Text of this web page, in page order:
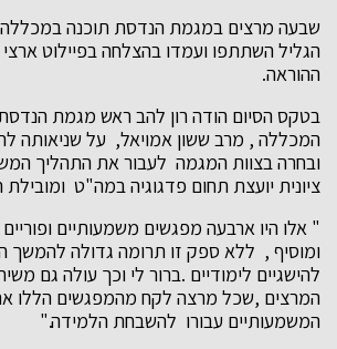
שבעה מרצים במגמת הנדסת תוכנה במכללה
הגליל השתתפו ועמדו בהצלחה בפיילוט
ההוראה.
בטקס הסיום הודה רון להב ראש מגמת
המכללה , מרב ששון אמויאל, על שניאותה
ובחרה בצוות המגמה לעבור את התהליך
ציונית יועצת תחום פדגוגיה במה"ט ומובילת
" אלו היו ארבעה מפגשים משמעותיים
ומוסיף , ללא ספק זו תרומה גדולה להמשך
להישגיים לימודיים .ברור לי וכך עולה גם
המרצים ,שכל מרצה לקח מהמפגשים הללו
המשמעותיים עבורו להשבחת הלמידה."